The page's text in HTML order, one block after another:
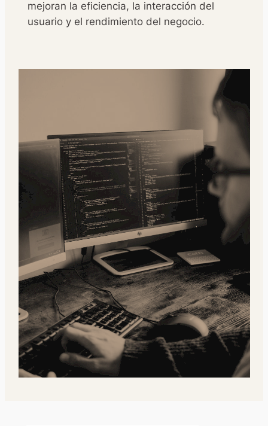
mejoran la eficiencia, la interacción del
usuario y el rendimiento del negocio.